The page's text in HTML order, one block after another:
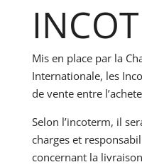
Mis en place par la
Internationale, les
de vente entre
Selon l’incoterm, il
charges et
concernant la